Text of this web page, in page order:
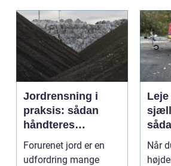
Jordrensning i
praksis: sådan
håndteres
forurenet jord
ansvarligt
Forurenet jord er en
udfordring mange
den
Når